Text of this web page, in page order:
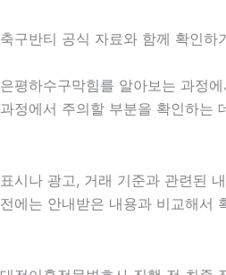
축구반티 공식 자료와 함께 확인
은평하수구막힘를 알아보는 과정
과정에서 주의할 부분을 확인하는
표시나 광고, 거래 기준과 관련된
전에는 안내받은 내용과 비교해서